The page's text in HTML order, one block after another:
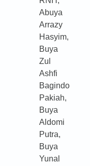
Abuya
Arrazy
Hasyim,
Buya
Zul
Ashfi
Bagindo
Pakiah,
Buya
Aldomi
Putra,
Buya
Yunal